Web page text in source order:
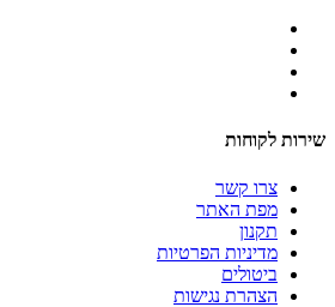
שירות לקוחות
צרו קשר
מפת האתר
תקנון
מדיניות הפרטיות
ביטולים
הצהרת נגישות